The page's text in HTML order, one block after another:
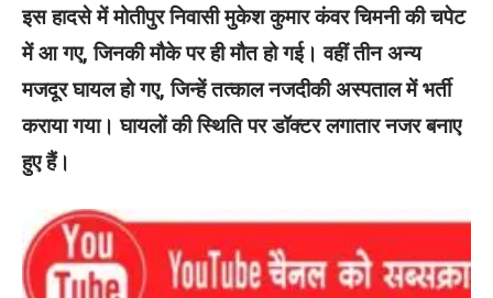
इस हादसे में मोतीपुर निवासी मुकेश कुमार कंवर चिमनी की चपेट
में आ गए, जिनकी मौके पर ही मौत हो गई। वहीं तीन अन्य
मजदूर घायल हो गए, जिन्हें तत्काल नजदीकी अस्पताल में भर्ती
कराया गया। घायलों की स्थिति पर डॉक्टर लगातार नजर बनाए
हुए हैं।